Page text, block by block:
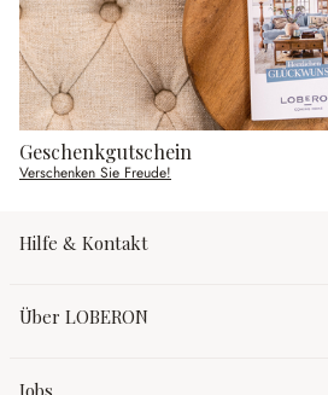
Geschenkgutschein
Verschenken Sie Freude!
Hilfe & Kontakt
Über LOBERON
Jobs